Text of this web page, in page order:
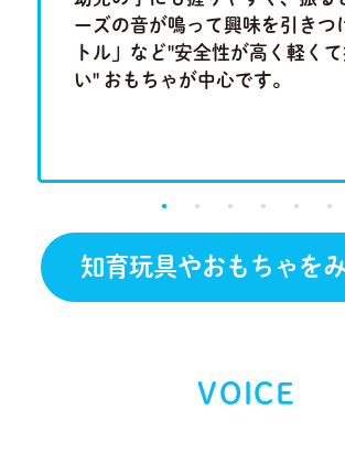
ーズの音が鳴って興味を引きつ
トル」など"安全性が高く軽く
い" おもちゃが中心です。
知育玩具やおもちゃを
VOICE